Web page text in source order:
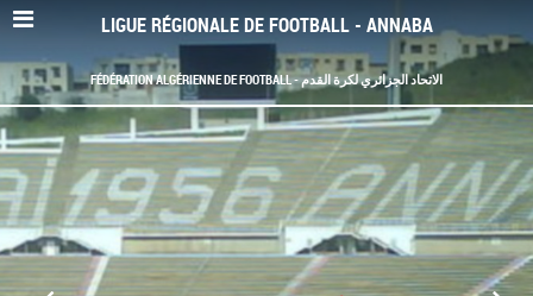
LIGUE RÉGIONALE DE FOOTBALL - ANNABA
FÉDÉRATION ALGÉRIENNE DE FOOTBALL - الاتحاد الجزائري لكرة القدم